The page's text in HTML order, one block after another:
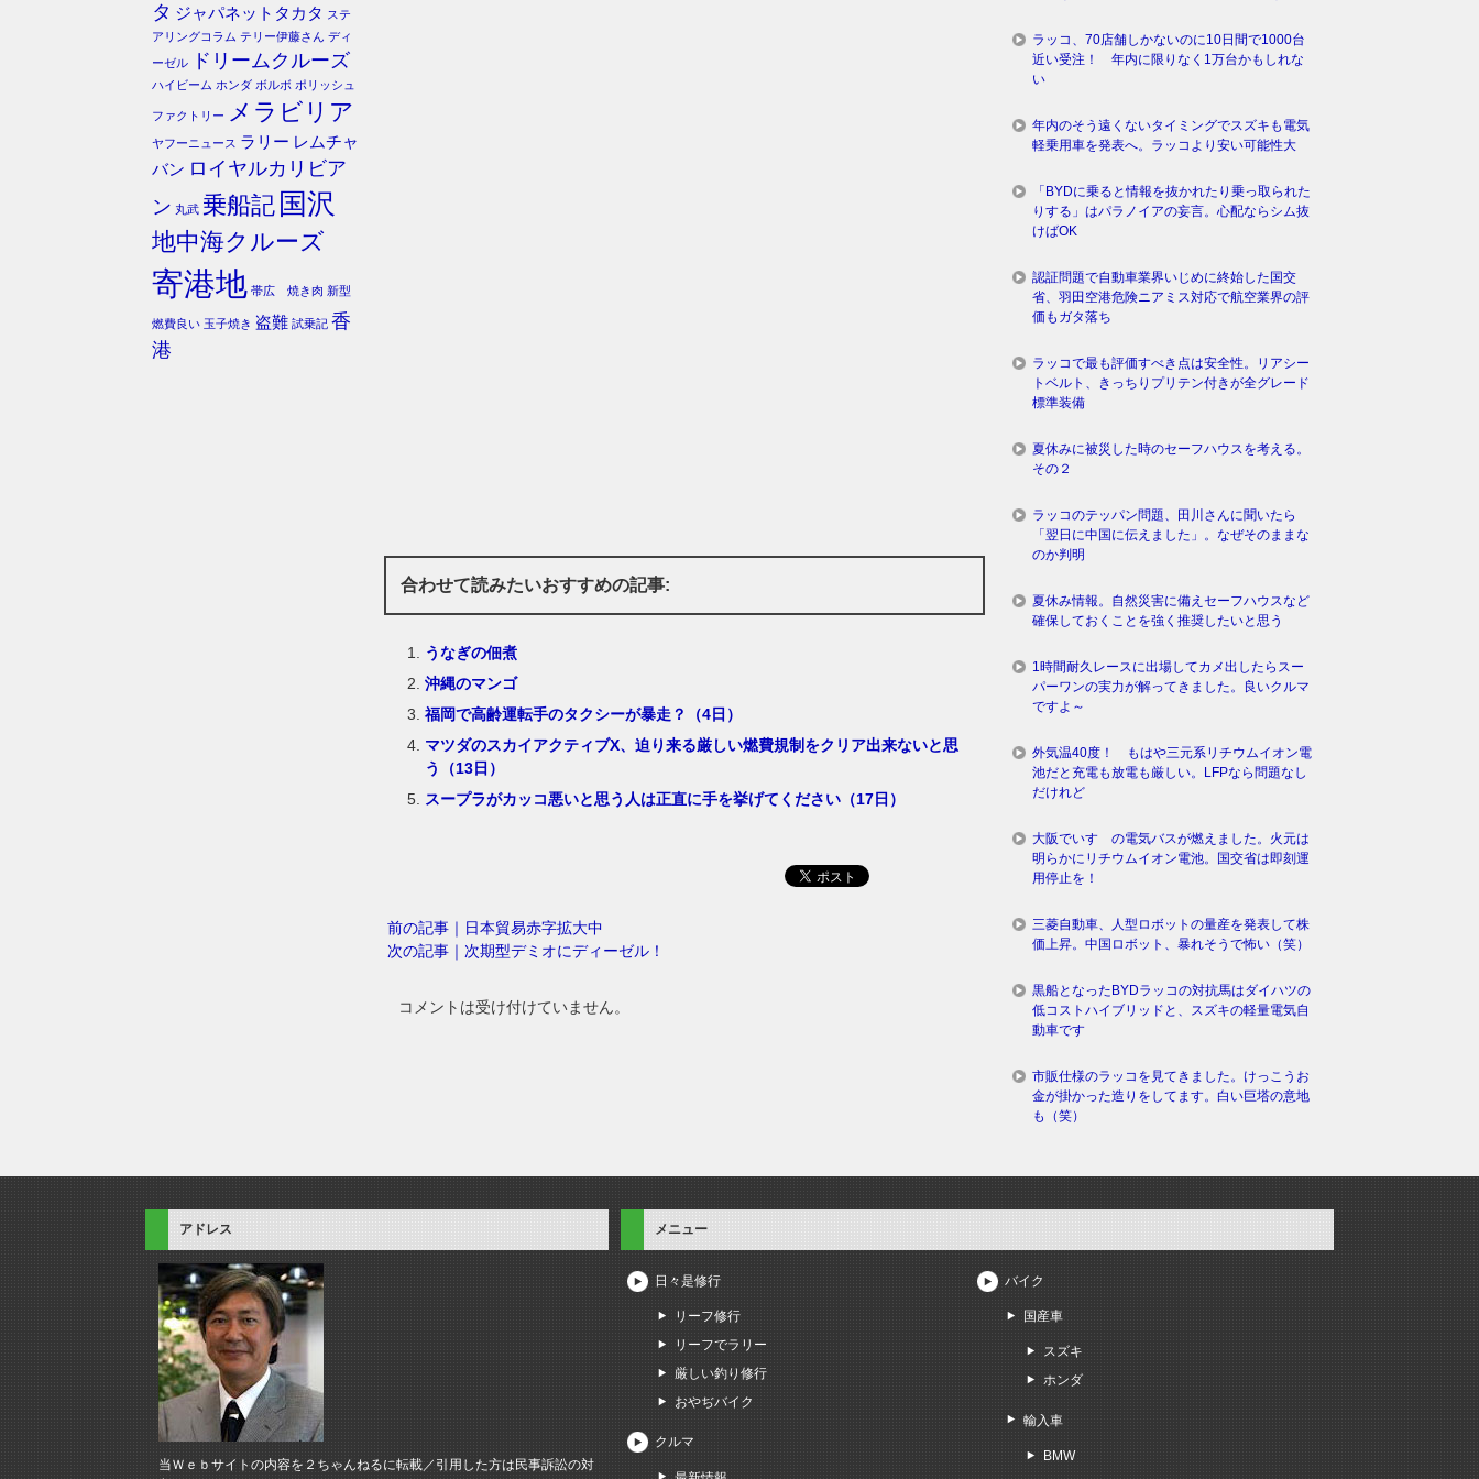
合わせて読みたいおすすめの記事:
うなぎの佃煮
沖縄のマンゴ
福岡で高齢運転手のタクシーが暴走？（4日）
マツダのスカイアクティブX、迫り来る厳しい燃費規制をクリア出来ないと思
う（13日）
スープラがカッコ悪いと思う人は正直に手を挙げてください（17日）
前の記事｜日本貿易赤字拡大中
次の記事｜次期型デミオにディーゼル！
コメントは受け付けていません。
タ ジャパネットタカタ ステ
アリングコラム テリー伊藤さん ディ
ーゼル
ドリームクルーズ
ハイビーム ホンダ ボルボ ポリッシュ
ファクトリー メラビリア
ヤフーニュース ラリー レムチャ
バン ロイヤルカリビア
ン 丸武 乗船記 国沢
地中海クルーズ
寄港地 帯広 焼き肉 新型
燃費良い 玉子焼き 盗難 試乗記 香
港
ラッコ、70店舗しかないのに10日間で1000台
近い受注！ 年内に限りなく1万台かもしれな
い
年内のそう遠くないタイミングでスズキも電気
軽乗用車を発表へ。ラッコより安い可能性大
「BYDに乗ると情報を抜かれたり乗っ取られた
りする」はパラノイアの妄言。心配ならシム抜
けばOK
認証問題で自動車業界いじめに終始した国交
省、羽田空港危険ニアミス対応で航空業界の評
価もガタ落ち
ラッコで最も評価すべき点は安全性。リアシー
トベルト、きっちりプリテン付きが全グレード
標準装備
夏休みに被災した時のセーフハウスを考える。
その２
ラッコのテッパン問題、田川さんに聞いたら
「翌日に中国に伝えました」。なぜそのままな
のか判明
夏休み情報。自然災害に備えセーフハウスなど
確保しておくことを強く推奨したいと思う
1時間耐久レースに出場してカメ出したらスー
パーワンの実力が解ってきました。良いクルマ
ですよ～
外気温40度！ もはや三元系リチウムイオン電
池だと充電も放電も厳しい。LFPなら問題なし
だけれど
大阪でいすゞの電気バスが燃えました。火元は
明らかにリチウムイオン電池。国交省は即刻運
用停止を！
三菱自動車、人型ロボットの量産を発表して株
価上昇。中国ロボット、暴れそうで怖い（笑）
黒船となったBYDラッコの対抗馬はダイハツの
低コストハイブリッドと、スズキの軽量電気自
動車です
市販仕様のラッコを見てきました。けっこうお
金が掛かった造りをしてます。白い巨塔の意地
も（笑）
アドレス
当Ｗｅｂサイトの内容を２ちゃんねるに転載／引用した方は民事訴訟の対
メニュー
日々是修行
リーフ修行
リーフでラリー
厳しい釣り修行
おやぢバイク
クルマ
バイク
国産車
スズキ
ホンダ
輸入車
BMW